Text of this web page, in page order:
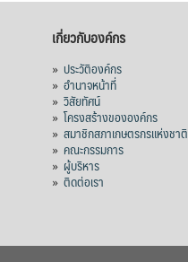
เกี่ยวกับองค์กร
»ประวัติองค์กร
»อำนาจหน้าที่
»วิสัยทัศน์
»โครงสร้างขององค์กร
»สมาชิกสภาเกษตรกรแห่งชาติ
»คณะกรรมการ
» ผู้บริหาร
»ติดต่อเรา